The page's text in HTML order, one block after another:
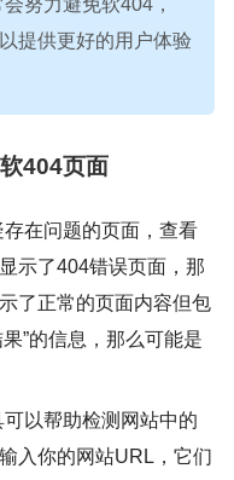
努力避免软404，
提供更好的用户体验
404页面
存在问题的页面，查看
示了404错误页面，那
了正常的页面内容但包
”的信息，那么可能是
可以帮助检测网站中的
入你的网站URL，它们